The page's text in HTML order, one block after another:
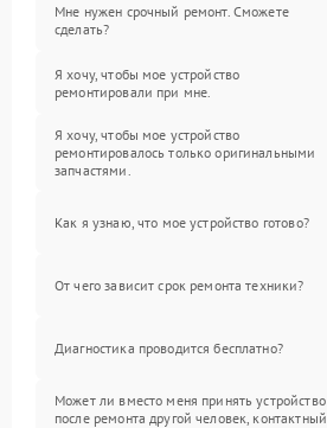
Мне нужен срочный ремонт. Сможете
сделать?
Я хочу, чтобы мое устройство
ремонтировали при мне.
Я хочу, чтобы мое устройство
ремонтировалось только оригинальными
запчастями.
Как я узнаю, что мое устройство готово?
От чего зависит срок ремонта техники?
Диагностика проводится бесплатно?
Может ли вместо меня принять устройство
после ремонта другой человек, контактный